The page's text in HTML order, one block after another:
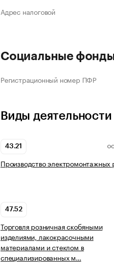
Адрес налоговой
Социальные
Регистрационный номер ПФР
Виды деятельности
43.21
Производство электромонтажных
47.52
Торговля розничная скобяными
изделиями, лакокрасочными
материалами и стеклом в
специализированных м…